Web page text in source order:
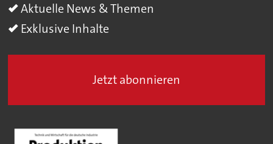
Aktuelle News & Themen
Exklusive Inhalte
Jetzt abonnieren